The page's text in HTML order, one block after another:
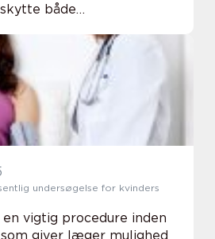
både
muligheder for at blive
...
undersøgelse for kvinders
vigtig procedure inden
giver læger mulighed